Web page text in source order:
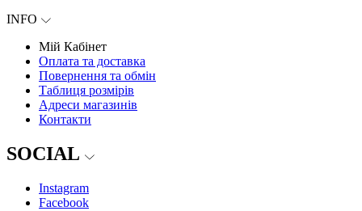
INFO
Мій Кабінет
Оплата та доставка
Повернення та обмін
Таблиця розмірів
Адреси магазинів
Контакти
SOCIAL
Instagram
Facebook